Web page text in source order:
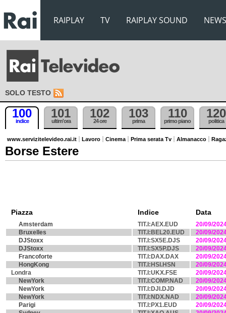
RAIPLAY TV RAIPLAY SOUND NEWS
SOLO TESTO
100
indice
101
ultim'ora
102
24 ore
103
prima
110
primo piano
120
politica
www.servizitelevideo.rai.it Lavoro Cinema Prima serata Tv Almanacco
Borse Estere
Piazza Indice Data
Amsterdam TIT.I:AEX.EUD
20/09/
Bruxelles
TIT.I:BEL20.EUD
20/09/
DJStoxx
TIT.I:SX5E.DJS
20/09/
DJStoxx
TIT.I:SX5P.DJS
20/09/
Francoforte
TIT.I:DAX.DAX
20/09/
HongKong
TIT.I:HSI.HSN
20/09/
Londra
TIT.I:UKX.FSE
20/09/
NewYork
TIT.I:COMP.NAD
20/09/
NewYork
TIT.I:DJI.DJD
20/09/
NewYork
TIT.I:NDX.NAD
20/09/
Parigi
TIT.I:PX1.EUD
20/09/